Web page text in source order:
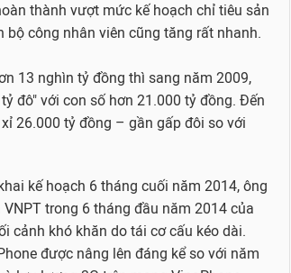
thành vượt mức kế hoạch chỉ tiêu sản
công nhân viên cũng tăng rất nhanh.
13 nghìn tỷ đồng thì sang năm 2009,
đô" với con số hơn 21.000 tỷ đồng. Đến
26.000 tỷ đồng – gần gấp đôi so với
kế hoạch 6 tháng cuối năm 2014, ông
trong 6 tháng đầu năm 2014 của
cảnh khó khăn do tái cơ cấu kéo dài.
được nâng lên đáng kể so với năm